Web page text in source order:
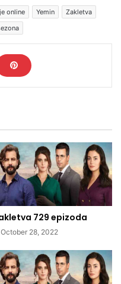
online Yemin
Zakletva
729 epizoda
October 28, 2022